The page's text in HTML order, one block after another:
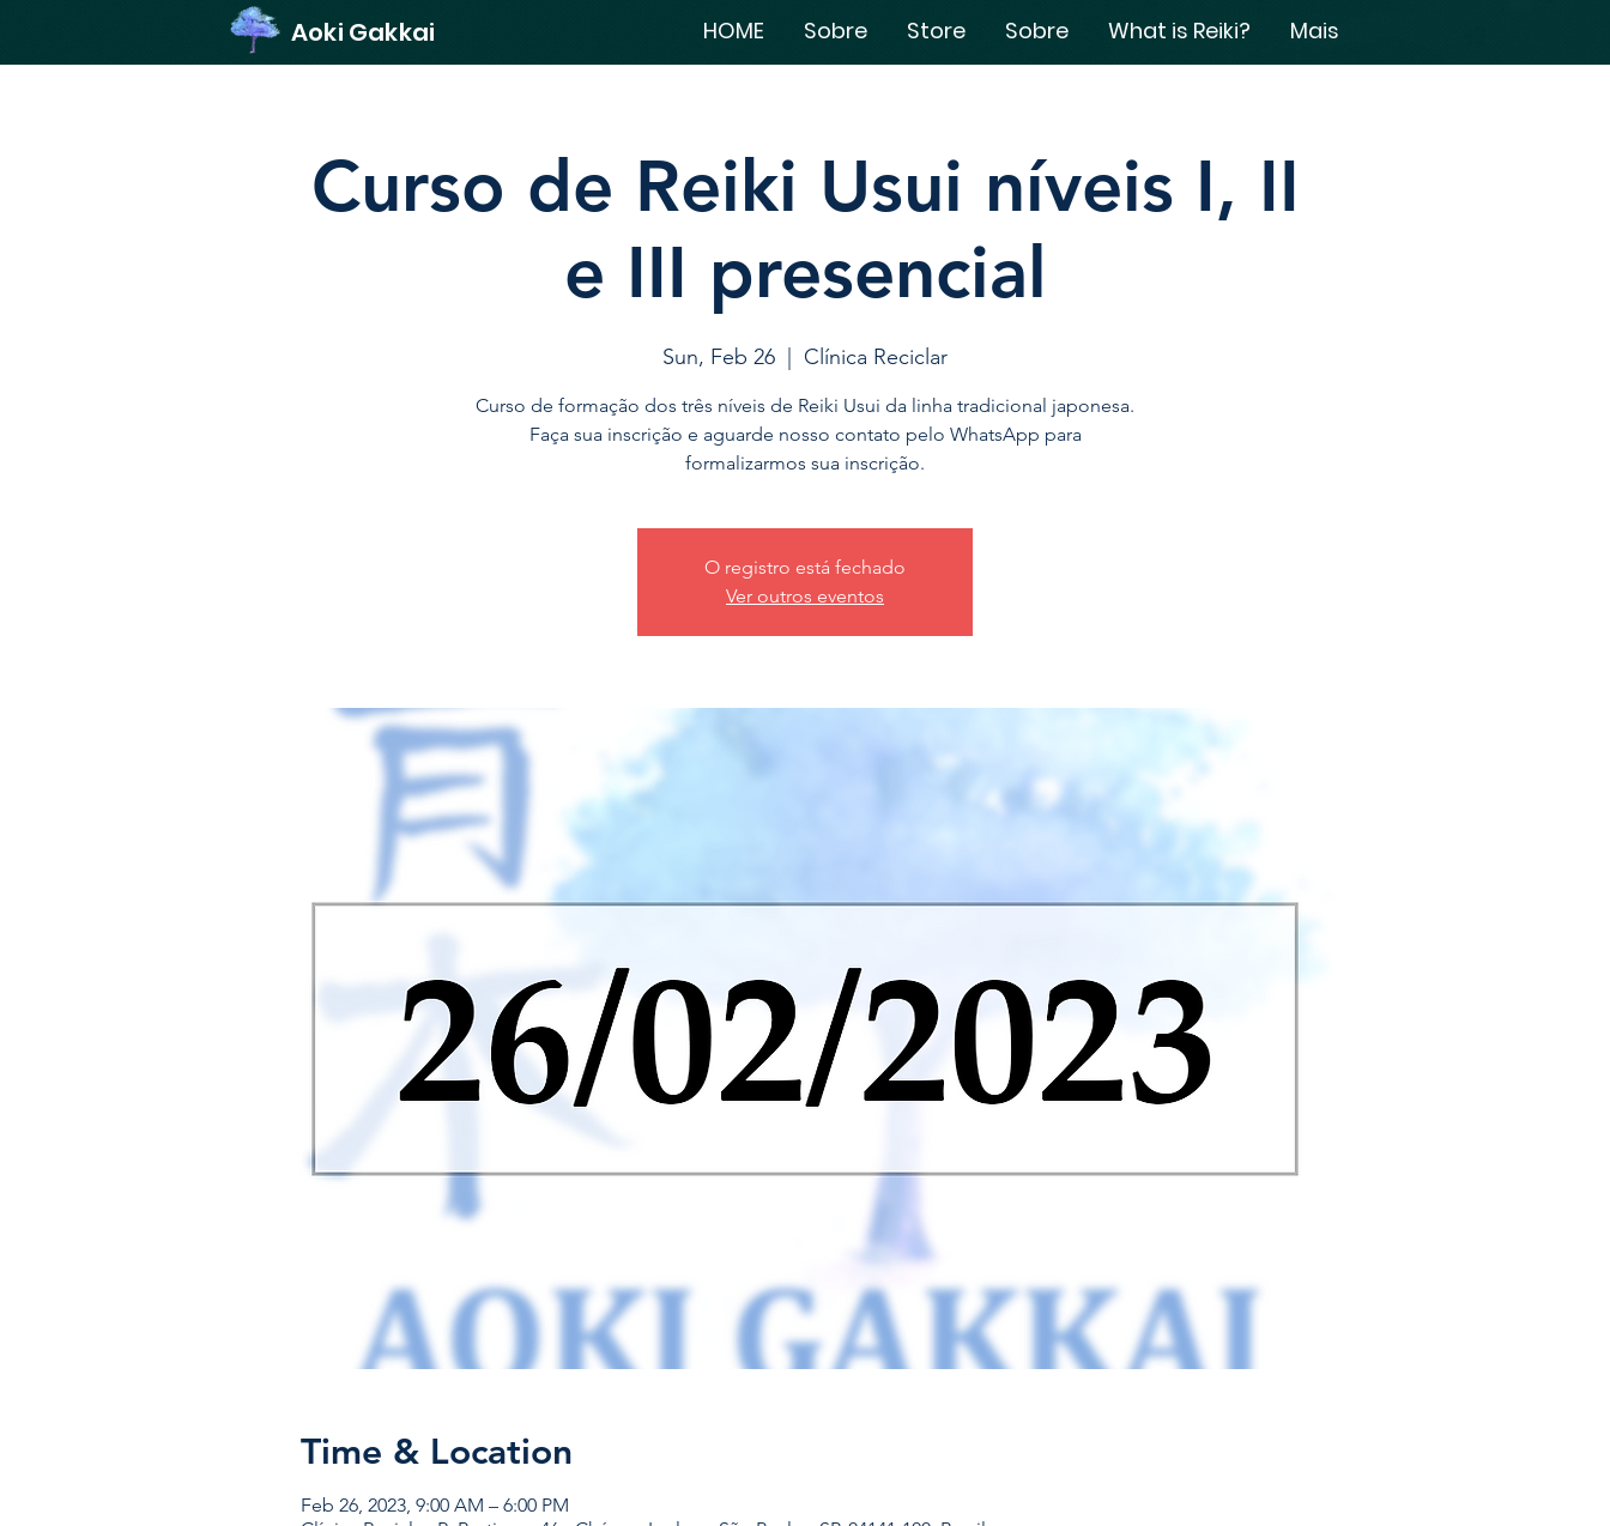
HOME Sobre Store Sobre What is Reiki? Mais
Aoki Gakkai
Curso de Reiki Usui níveis I, II
e III presencial
Sun, Feb 26 Clínica Reciclar
Curso de formação dos três níveis de Reiki Usui da linha tradicional japonesa.
Faça sua inscrição e aguarde nosso contato pelo WhatsApp para
formalizarmos sua inscrição.
O registro está fechado
Ver outros eventos
Time & Location
Feb 26, 2023, 9:00 AM – 6:00 PM